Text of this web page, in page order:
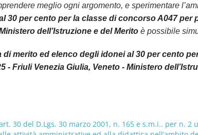
meglio ogni argomento, e sperimentare
30 per cento per la classe di concorso A047 per
dell’Istruzione e del Meritoè possibile
di merito ed elenco degli idonei al 30 per cento
- Friuli Venezia Giulia, Veneto - Ministero
30 del D.Lgs. 30 marzo 2001, n. 165 e s.m.i.. per n.